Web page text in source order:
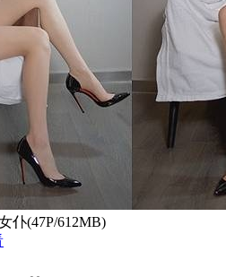
仆(47P/612MB)